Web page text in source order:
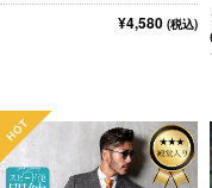
¥4,580(税込)